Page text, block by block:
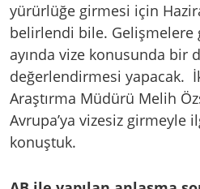
yürürlüğe girmesi için
belirlendi bile. Gelişmelere
ayında vize konusunda bir
değerlendirmesi yapacak.
Araştırma Müdürü Melih
Avrupa’ya vizesiz girmeyle
konuştuk.